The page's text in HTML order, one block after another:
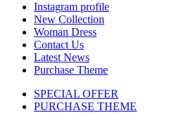
Instagram profile
New Collection
Woman Dress
Contact Us
Latest News
Purchase Theme
SPECIAL OFFER
PURCHASE THEME